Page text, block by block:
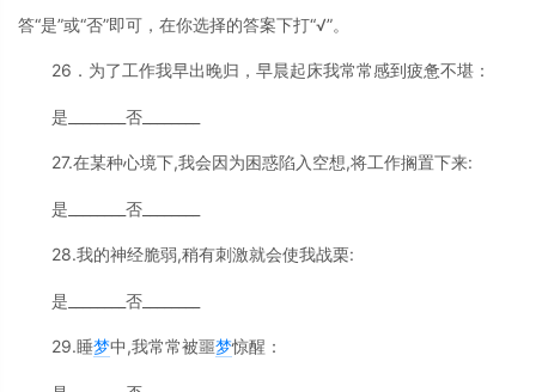
答“是”或“否”即可，在你选择的答案下打“√”。
26．为了工作我早出晚归，早晨起床我常常感到疲惫不堪：
是________否________
27.在某种心境下,我会因为困惑陷入空想,将工作搁置下来:
是________否________
28.我的神经脆弱,稍有刺激就会使我战栗:
是________否________
29.睡梦中,我常常被噩梦惊醒：